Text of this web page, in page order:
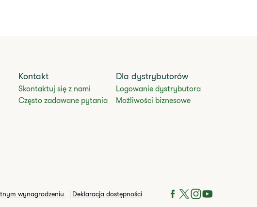
Kontakt
Skontaktuj się z nami
Często zadawane pytania
Dla dystrybutorów
Logowanie dystrybutora
Możliwości biznesowe
wynagrodzeniu Deklaracja dostępności